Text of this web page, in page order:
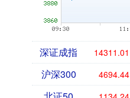
深证成指 14311.01
沪深300 4694.44